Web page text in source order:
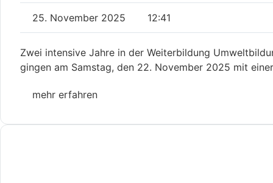
25. November 2025 12:41
Zwei intensive Jahre in der Weiterbildung
gingen am Samstag, den 22. November 2025 mit
mehr erfahren